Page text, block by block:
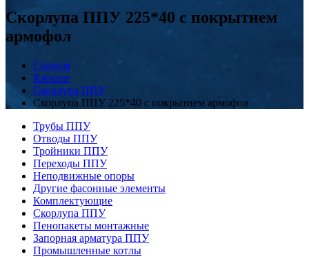
Скорлупа ППУ 225*40 с покрытием
армофол
Главная
Каталог
Скорлупа ППУ
Скорлупа ППУ 225*40 с покрытием армофол
Трубы ППУ
Отводы ППУ
Тройники ППУ
Переходы ППУ
Неподвижные опоры
Другие фасонные элементы
Комплектующие
Скорлупа ППУ
Пенопакеты монтажные
Запорная арматура ППУ
Промышленные котлы